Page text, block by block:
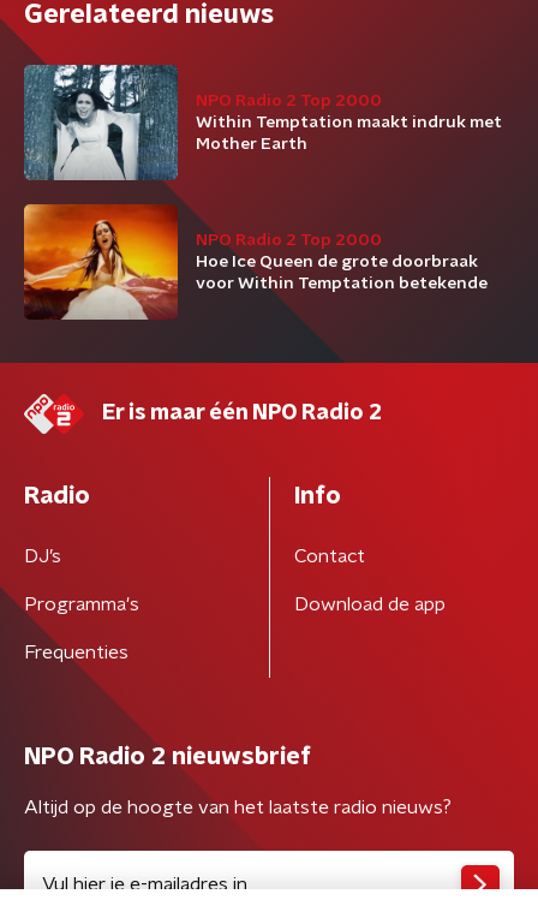
Gerelateerd nieuws
NPO Radio 2 Top 2000
Within Temptation maakt indruk met
Mother Earth
NPO Radio 2 Top 2000
Hoe Ice Queen de grote doorbraak
voor Within Temptation betekende
Er is maar één NPO Radio 2
Radio
DJ’s
Programma's
Frequenties
Info
Contact
Download de app
NPO Radio 2 nieuwsbrief
Altijd op de hoogte van het laatste radio nieuws?